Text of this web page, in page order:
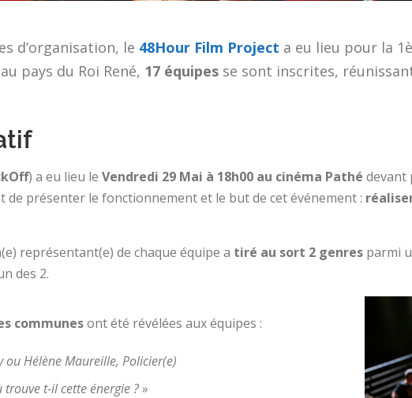
d’organisation, le 48Hour Film Project a eu lieu pour la
pays du Roi René, 17 équipes se sont inscrites,
) a eu lieu le Vendredi 29 Mai à 18h00 au cinéma Pathé devant
de présenter le fonctionnement et le but de cet événement :
représentant(e) de chaque équipe a tiré au sort 2 genres parmi
des 2.
communesont été révélées aux équipes :
ou Hélène Maureille, Policier(e)
trouve t-il cette énergie ? »